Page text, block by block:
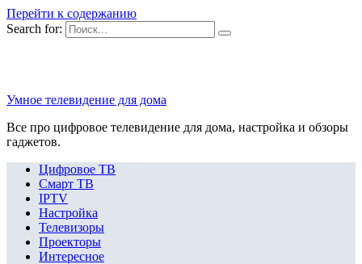
Перейти к содержанию
Search for:
Умное телевидение для дома
Все про цифровое телевидение для дома, настройка и обзоры
гаджетов.
Цифровое ТВ
Смарт ТВ
IPTV
Настройка
Телевизоры
Проекторы
Интересное